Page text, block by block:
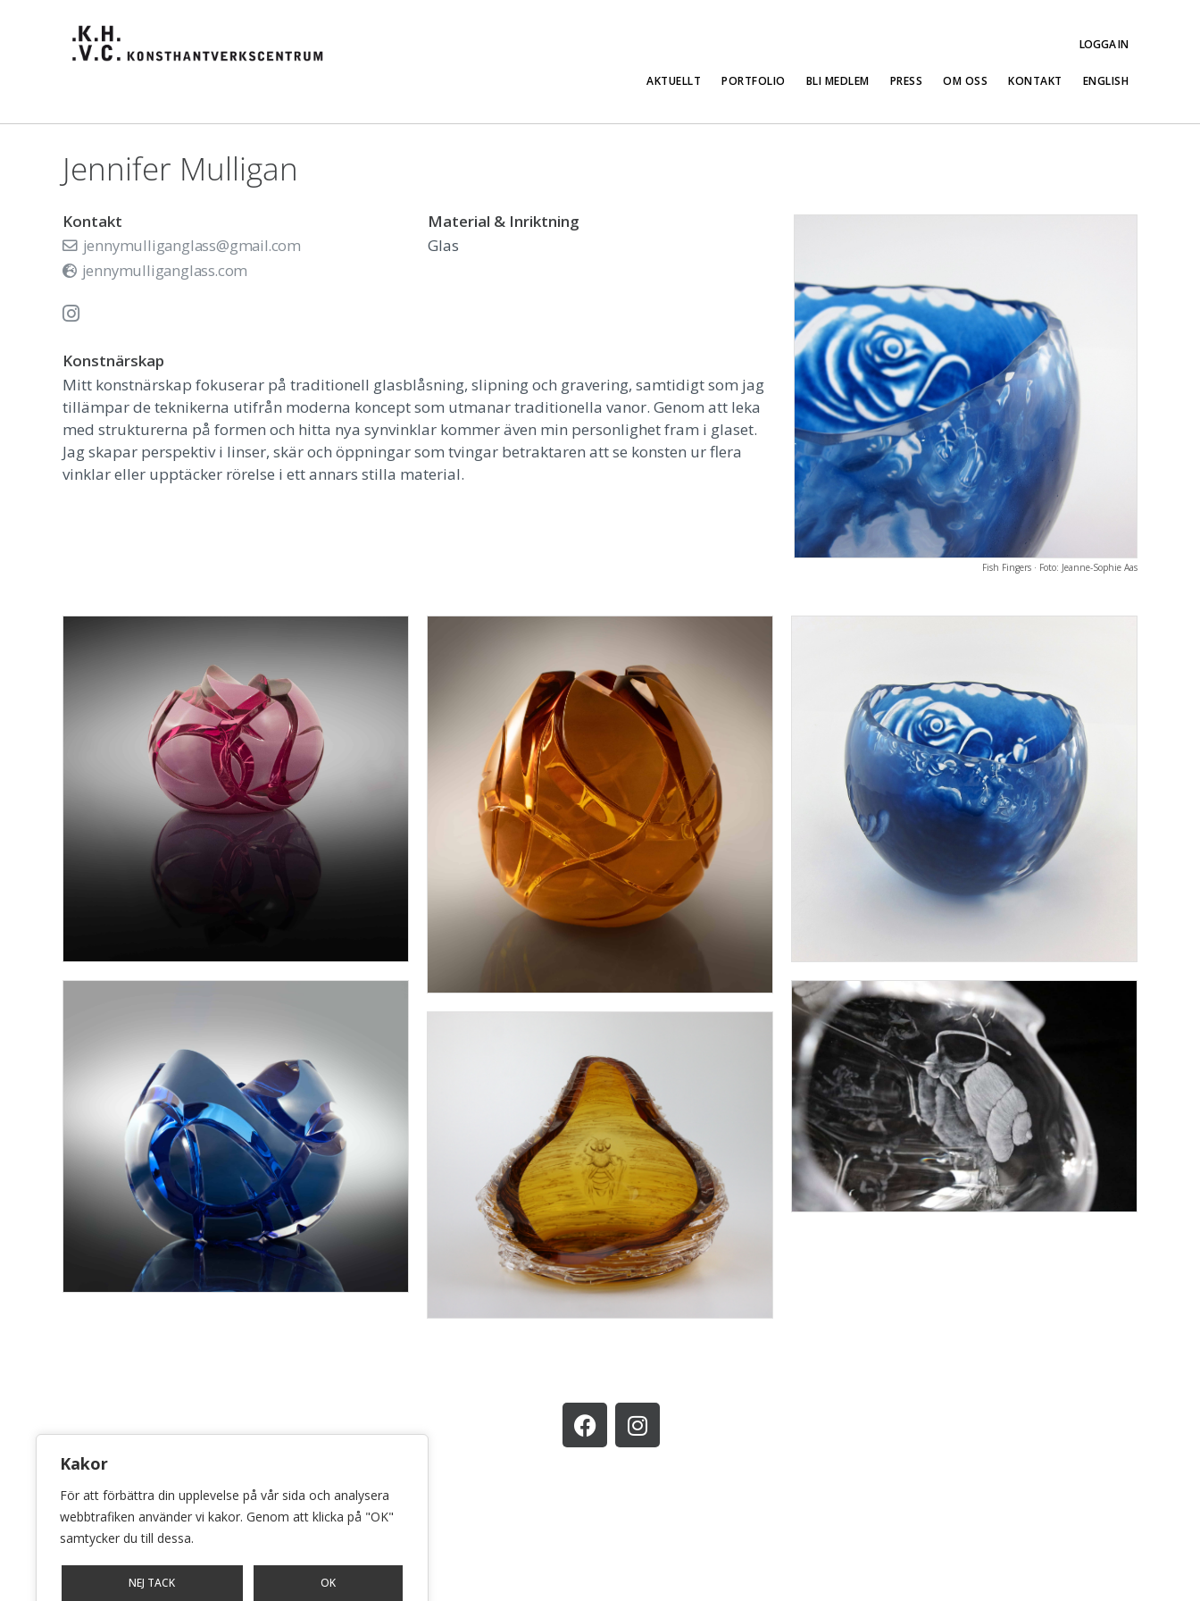
Kakor
För att förbättra din upplevelse på vår sida och analysera
webbtrafiken använder vi kakor. Genom att klicka på "OK"
samtycker du till dessa.
NEJ TACK OK
LOGGA IN
AKTUELLT PORTFOLIO BLI MEDLEM PRESS OM OSS KONTAKT ENGLISH
Jennifer Mulligan
Kontakt
jennymulliganglass@gmail.com
jennymulliganglass.com
Material & Inriktning
Glas
Konstnärskap
Mitt konstnärskap fokuserar på traditionell glasblåsning, slipning och gravering, samtidigt som jag
tillämpar de teknikerna utifrån moderna koncept som utmanar traditionella vanor. Genom att leka
med strukturerna på formen och hitta nya synvinklar kommer även min personlighet fram i glaset.
Jag skapar perspektiv i linser, skär och öppningar som tvingar betraktaren att se konsten ur flera
vinklar eller upptäcker rörelse i ett annars stilla material.
Fish Fingers · Foto: Jeanne-Sophie Aas
KONSTHANTVERKSCENTRUM
Bellmansgatan 5 • 118 20 Stockholm
info@konsthantverkscentrum.se
072-071 46 60
Stockholm • Malmö • Göteborg